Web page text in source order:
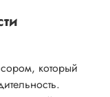
который